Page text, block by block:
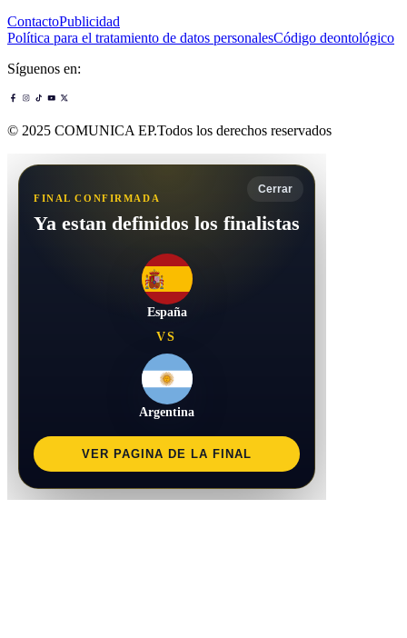
ContactoPublicidad
Política para el tratamiento de datos personalesCódigo deontológico
Síguenos en:
© 2025 COMUNICA EP.Todos los derechos reservados
Cerrar
FINAL CONFIRMADA
Ya estan definidos los finalistas
España
VS
Argentina
VER PAGINA DE LA FINAL